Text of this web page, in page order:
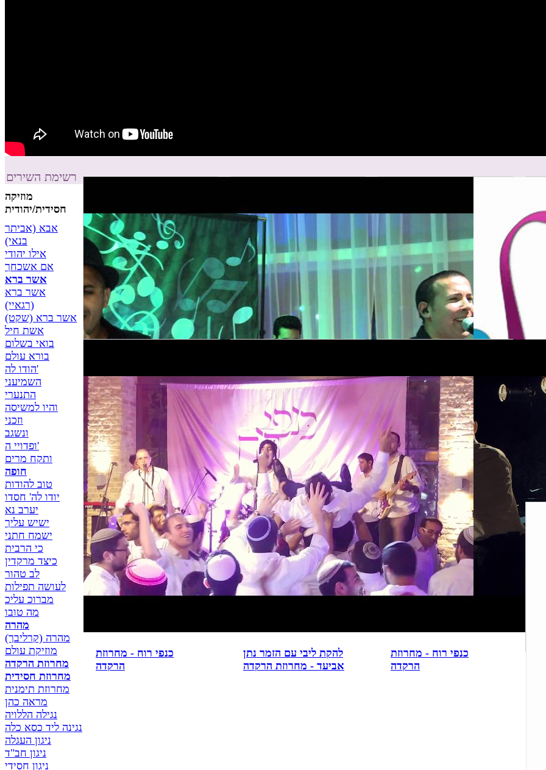
-
להקת קולות - מחרוזת
הרקדה
להקת עידן חדש - מחרוזת
הרקדה
להקת תוצרת הארץ -
מחרוזת הרקדה
כנפי רוח - מחרוזת
הרקדה
להקת ליבי עם הזמר נתן
אביעד - מחרוזת הרקדה
כנפי רוח - מחרוזת
הרקדה
רשימת השירים
מוזיקה
חסידית/יהודית
אבא (אביתר
בנאי)
אילו יהודי
אם אשכחך
אשר ברא
אשר ברא
(רגאיי)
אשר ברא (שקט)
אשת חיל
בואי בשלום
בורא עולם
הודו לה'
השמיעני
התנערי
והיו למשיסה
וזכני
ונשגב
ופדויי ה'
ותקח מרים
חופה
טוב להודות
יודו לה' חסדו
יערב נא
ישיש עליך
ישמח חתני
כי הרבית
כיצד מרקדין
לב טהור
לעושה תפילות
מברוכ עליכ
מה טובו
מהרה
מהרה (קרליבך)
מוזיקת עולם
מחרוזת הרקדה
מחרוזת חסידית
מחרוזת תימנית
מראה כהן
נגילה הללויה
נגינה ליד כסא כלה
ניגון העגלה
ניגון חב"ד
ניגון חסידי